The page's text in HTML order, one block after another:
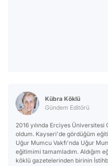
Kübra Köklü
Gündem Editörü
2016 yılında Erciyes
oldum. Kayseri'de gördüğüm
Uğur Mumcu Vakfı'nda Uğur
eğitimimi tamamladım. Aldığım
köklü gazetelerinden birinin